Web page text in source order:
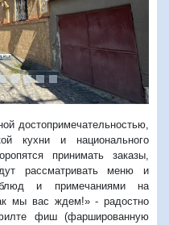
достопримечательностью,
кухни и национального
принимать заказы,
рассматривать меню и
и примечаниями на
мы вас ждем!» - радостно
фиш (фаршированную